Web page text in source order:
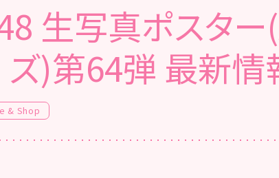
生写真ポスター
ズ)第64弾 最新情
& Shop